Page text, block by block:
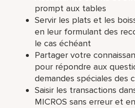
prompt aux tables
Servir les plats et les
en leur formulant des
le cas échéant
Partager votre
pour répondre aux
demandes spéciales des
Saisir les transactions
MICROS sans erreur et